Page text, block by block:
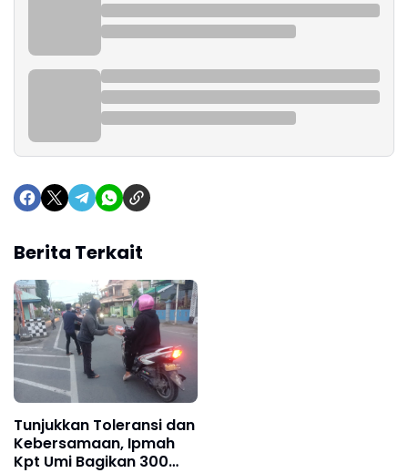
Berita Terkait
Tunjukkan Toleransi dan
Kebersamaan, Ipmah
Kpt Umi Bagikan 300